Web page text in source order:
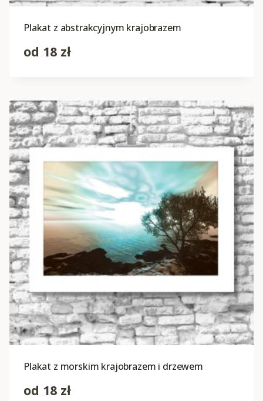
Plakat z abstrakcyjnym krajobrazem
od 18 zł
Plakat z morskim krajobrazem i drzewem
od 18 zł